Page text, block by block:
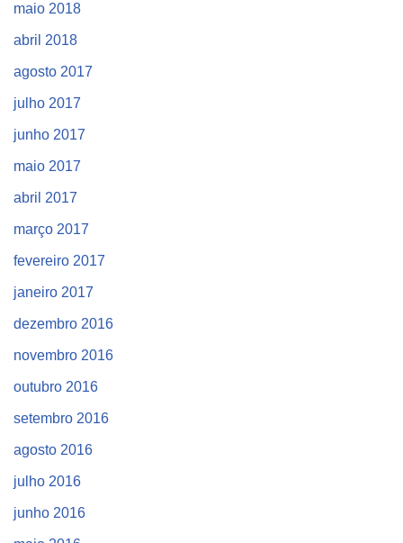
maio 2018
abril 2018
agosto 2017
julho 2017
junho 2017
maio 2017
abril 2017
março 2017
fevereiro 2017
janeiro 2017
dezembro 2016
novembro 2016
outubro 2016
setembro 2016
agosto 2016
julho 2016
junho 2016